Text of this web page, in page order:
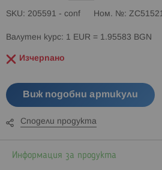
SKU 205591 - conf Ном. №
Валутен курс: 1 EUR = 1.95583 BGN
Изчерпано
Виж подобни артикули
Сподели продукта
Информация за продукта